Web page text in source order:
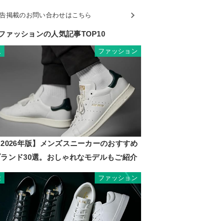
掲載のお問い合わせはこちら
ァッションの人気記事TOP10
ファッション
年版】メンズスニーカーのおすすめ
ンド30選。おしゃれなモデルもご紹介
ファッション